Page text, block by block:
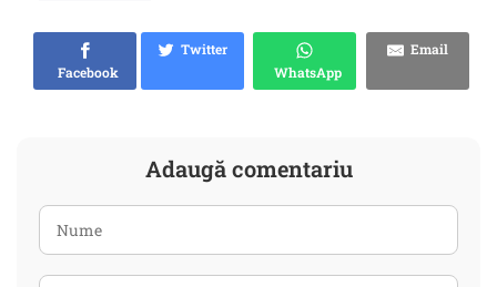
Facebook
Twitter
WhatsApp
Email
Adaugă comentariu